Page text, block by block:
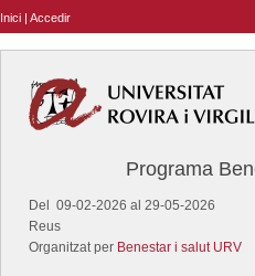
Inici | Accedir
Programa
Del 09-02-2026 al 29-05-2026
Reus
Organitzat per Benestar i salut URV